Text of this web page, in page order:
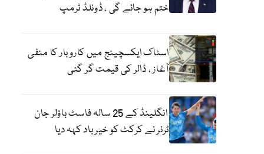
ختم ہو جائے گی ، ڈونلڈ ٹرمپ
اسٹاک ایکسچینج میں کاروبار کا منفی
آغاز ، ڈالر کی قیمت گر گئی
انگلینڈ کے 25 سالہ فاسٹ باؤلر جان
ٹرنر نے کرکٹ کو خیر باد کہہ دیا